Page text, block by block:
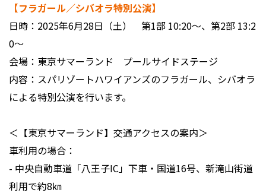
【フラガール／シバオラ特別公演】
日時：2025年6月28日（土） 第1部 10:20〜、第2部 13:2
0〜
会場：東京サマーランド プールサイドステージ
内容：スパリゾートハワイアンズのフラガール、シバオラ
による特別公演を行います。
＜【東京サマーランド】交通アクセスの案内＞
車利用の場合：
- 中央自動車道「八王子IC」下車・国道16号、新滝山街道
利用で約8㎞